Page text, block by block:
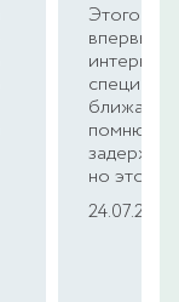
Этого
помню,
но это
24.07.2026